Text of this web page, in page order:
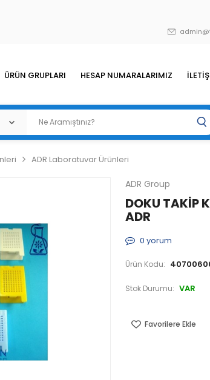
ÜRÜN GRUPLARI HESAP NUMARALARIMIZ
ADR Laboratuvar Ürünleri
ADR Group
DOKU TAKİP
ADR
0 yorum
Ürün Kodu:
Stok Durumu: VAR
Favorilere Ekle